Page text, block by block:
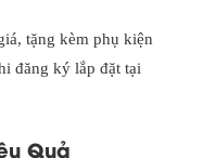
tặng kèm phụ kiện
đăng ký lắp đặt tại
Quả